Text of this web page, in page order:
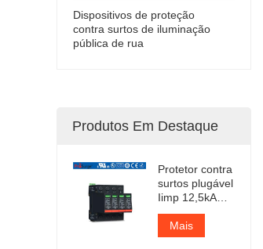
Dispositivos de proteção
contra surtos de iluminação
pública de rua
Produtos Em Destaque
Protetor contra
surtos plugável
Iimp 12,5kA
com
certificação
TUV
Mais